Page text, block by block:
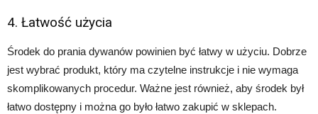
4. Łatwość użycia
Środek do prania dywanów powinien być łatwy w użyciu. Dobrze
jest wybrać produkt, który ma czytelne instrukcje i nie wymaga
skomplikowanych procedur. Ważne jest również, aby środek był
łatwo dostępny i można go było łatwo zakupić w sklepach.